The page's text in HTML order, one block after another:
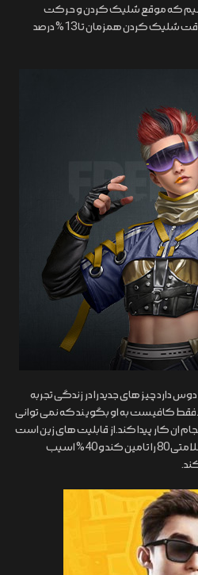
که موقع شلیک کردن و حرکت
کردن،سرعت حرکت کردن 7% و دقت شلیک کردن همزمان تا 13% درصد
همیشه دوس دارد چیز های جدید را در زندگی تجربه
کافیست به او بگویند که نمی توانی
ان کار پیدا کند.از قابلیت های زین است
که میتواند به طور موقتی میزان سلامتی 80 را تامین کند و 40% اسیب